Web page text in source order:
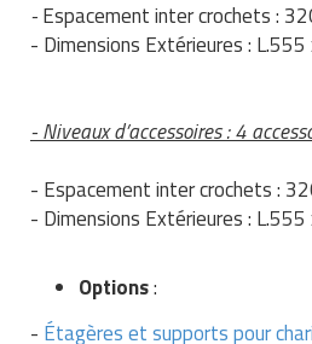
-Espacement inter crochets :
- Dimensions Extérieures :
- Niveaux d’accessoires : 4
- Espacement inter crochets :
- Dimensions Extérieures :
Options:
- Étagères et supports pour